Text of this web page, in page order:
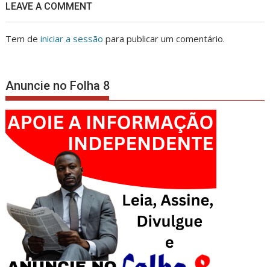
LEAVE A COMMENT
Tem deiniciar a sessão para publicar um comentário.
Anuncie no Folha 8